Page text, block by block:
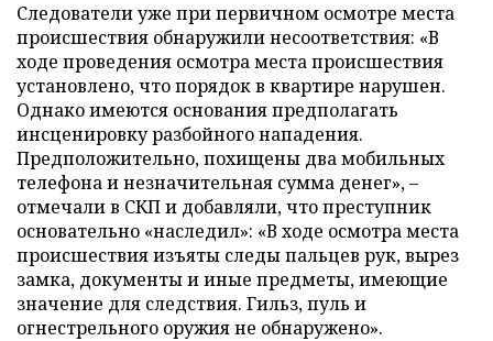
Следователи уже при первичном осмотре места
происшествия обнаружили несоответствия: «В
ходе проведения осмотра места происшествия
установлено, что порядок в квартире нарушен.
Однако имеются основания предполагать
инсценировку разбойного нападения.
Предположительно, похищены два мобильных
телефона и незначительная сумма денег», –
отмечали в СКП и добавляли, что преступник
основательно «наследил»: «В ходе осмотра места
происшествия изъяты следы пальцев рук, вырез
замка, документы и иные предметы, имеющие
значение для следствия. Гильз, пуль и
огнестрельного оружия не обнаружено».